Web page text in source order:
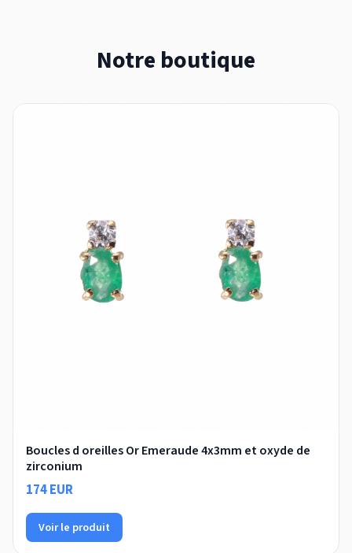
Notre boutique
Boucles d oreilles Or Emeraude 4x3mm et oxyde de
zirconium
174 EUR
Voir le produit